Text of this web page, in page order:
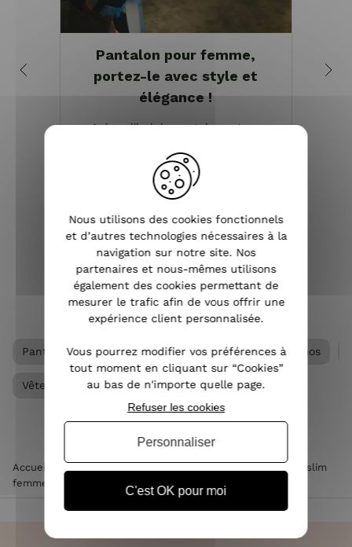
Pantalon pour femme,
portez-le avec style et
élégance !
Aujourd'hui, le pantalon est un
et intergénérationnel, ce vêtement
pour femme s’adapte à tous les styles
vestimentaires et peut être porté à
droit, chino...
VOIR L'ARTICLE
Pantalon femme Pantalon slim femme Promos
Vêtements femme
Accueil
Pantalon slim
femme
Pantalon femme bleu marine skinny taille haute
Nous utilisons des cookies fonctionnels
et d’autres technologies nécessaires à la
navigation sur notre site. Nos
partenaires et nous-mêmes utilisons
également des cookies permettant de
mesurer le trafic afin de vous offrir une
expérience client personnalisée.
Vous pourrez modifier vos préférences à
tout moment en cliquant sur “Cookies”
au bas de n'importe quelle page.
C'est OK pour moi
Refuser les cookies
Personnaliser